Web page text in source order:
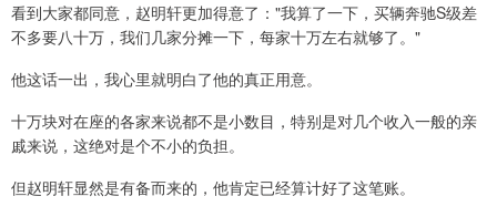
看到大家都同意，赵明轩更加得意了："我算了一下，买辆奔驰S级差
不多要八十万，我们几家分摊一下，每家十万左右就够了。"
他这话一出，我心里就明白了他的真正用意。
十万块对在座的各家来说都不是小数目，特别是对几个收入一般的亲
戚来说，这绝对是个不小的负担。
但赵明轩显然是有备而来的，他肯定已经算计好了这笔账。